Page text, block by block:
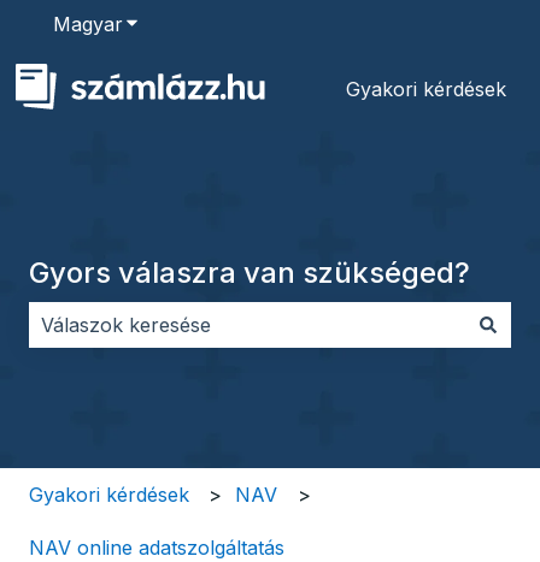
MagyarAlmenü megjelenítése fordításokhoz
Gyakori kérdések
Gyors válaszra van szükséged?
Gyakori kérdések NAV
NAV online adatszolgáltatás